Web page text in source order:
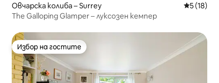
Овчарска колиба – Surrey Средна
5 (18)
The Galloping Glamper – луксозен кемпер
Избор на гостите
Избор на гостите